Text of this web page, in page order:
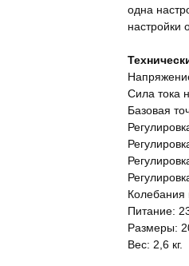
одна
настройки
Сила тока
Базовая
Колебания
Питание:
Размеры:
Вес: 2,6 кг.